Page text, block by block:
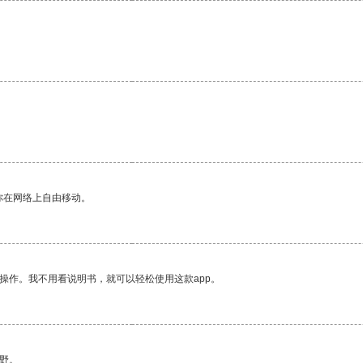
网络上自由移动。
。我不用看说明书，就可以轻松使用这款app。
。